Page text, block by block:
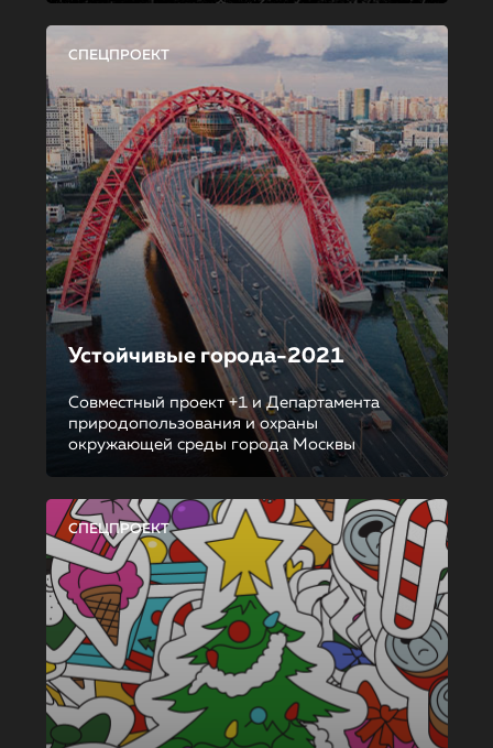
СПЕЦПРОЕКТ
Устойчивые города-2021
Совместный проект +1 и Департамента
природопользования и охраны
окружающей среды города Москвы
СПЕЦПРОЕКТ